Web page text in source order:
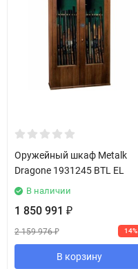
Оружейный шкаф Metalk
Dragone 1931245 BTL EL
В наличии
1 850 991 ₽
2 159 976₽ 14%
В корзину